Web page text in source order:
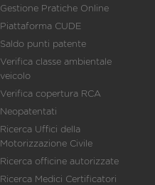
Gestione Pratiche Online
Piattaforma CUDE
Saldo punti patente
Verifica classe ambientale
veicolo
Verifica copertura RCA
Neopatentati
Ricerca Uffici della
Motorizzazione Civile
Ricerca officine autorizzate
Ricerca Medici Certificatori